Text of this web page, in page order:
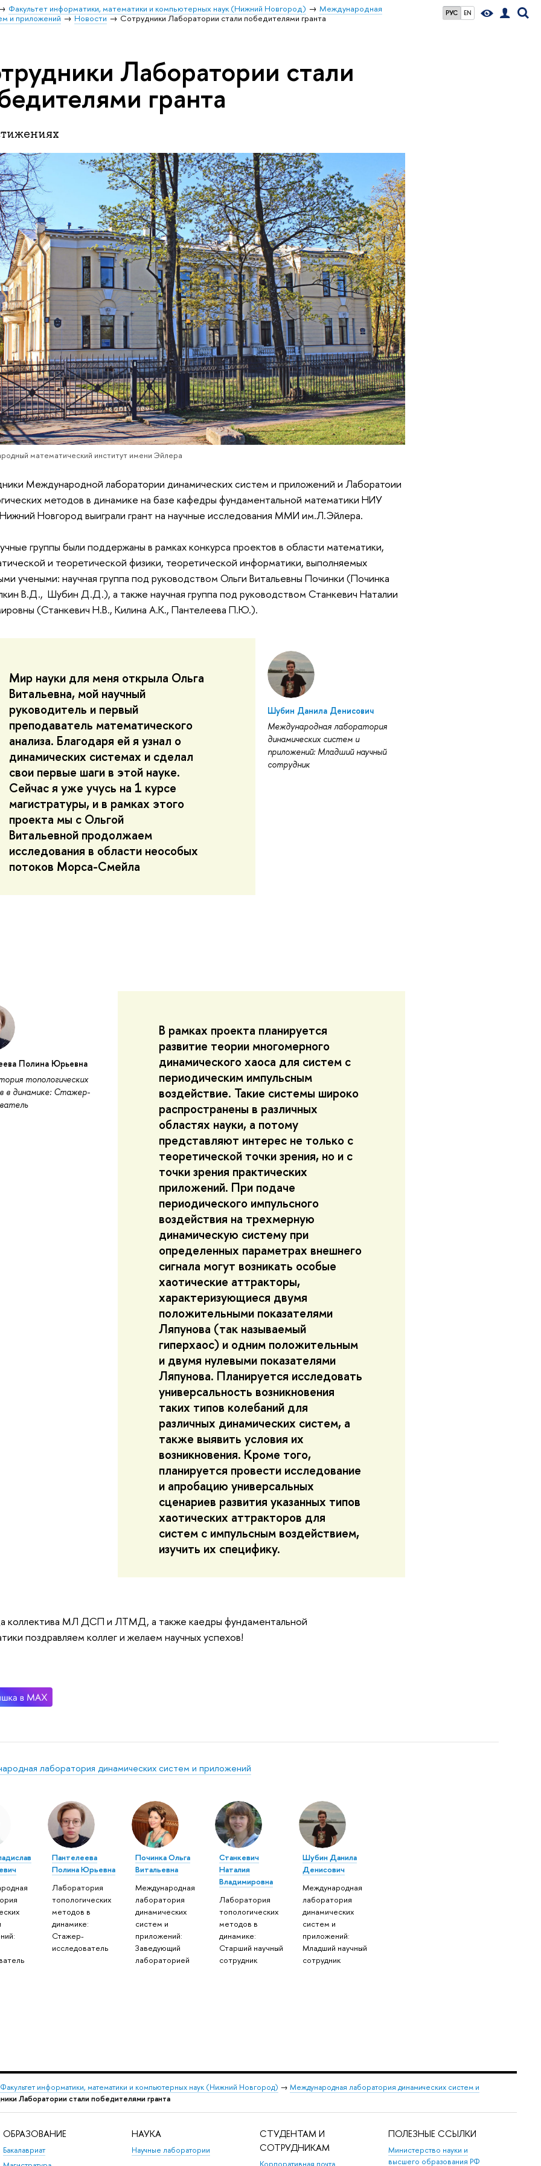
РУС EN
Факультет информатики, математики и компьютерных наук (Нижний Новгород)
Международная
и приложений
Новости Сотрудники Лаборатории стали победителями гранта
Лаборатории стали
гранта
математический институт имени Эйлера
Международной лаборатории динамических систем и приложений и Лаборатоии
методов в динамике на базе кафедры фундаментальной математики НИУ
Новгород выиграли грант на научные исследования ММИ им.Л.Эйлера.
группы были поддержаны в рамках конкурса проектов в области математики,
и теоретической физики, теоретической информатики, выполняемых
учеными: научная группа под руководством Ольги Витальевны Починки (Починка
В.Д., Шубин Д.Д.), а также научная группа под руководством Станкевич Наталии
(Станкевич Н.В., Килина А.К., Пантелеева П.Ю.).
Мир науки для меня открыла Ольга
Витальевна, мой научный
руководитель и первый
преподаватель математического
анализа. Благодаря ей я узнал о
динамических системах и сделал
свои первые шаги в этой науке.
Сейчас я уже учусь на 1 курсе
магистратуры, и в рамках этого
проекта мы с Ольгой
Витальевной продолжаем
исследования в области неособых
потоков Морса-Смейла
Шубин Данила Денисович
Международная лаборатория
динамических систем и
приложений: Младший научный
сотрудник
Полина Юрьевна
топологических
в динамике: Стажер-
В рамках проекта планируется
развитие теории многомерного
динамического хаоса для систем с
периодическим импульсным
воздействие. Такие системы широко
распространены в различных
областях науки, а потому
представляют интерес не только с
теоретической точки зрения, но и с
точки зрения практических
приложений. При подаче
периодического импульсного
воздействия на трехмерную
динамическую систему при
определенных параметрах внешнего
сигнала могут возникать особые
хаотические аттракторы,
характеризующиеся двумя
положительными показателями
Ляпунова (так называемый
гиперхаос) и одним положительным
и двумя нулевыми показателями
Ляпунова. Планируется исследовать
универсальность возникновения
таких типов колебаний для
различных динамических систем, а
также выявить условия их
возникновения. Кроме того,
планируется провести исследование
и апробацию универсальных
сценариев развития указанных типов
хаотических аттракторов для
систем с импульсным воздействием,
изучить их специфику.
коллектива МЛ ДСП и ЛТМД, а также каедры фундаментальной
поздравляем коллег и желаем научных успехов!
лаборатория динамических систем и приложений
Пантелеева
Полина Юрьевна
Лаборатория
топологических
методов в
динамике:
Стажер-
исследователь
Починка Ольга
Витальевна
Международная
лаборатория
динамических
систем и
приложений:
Заведующий
лабораторией
Станкевич
Наталия
Владимировна
Лаборатория
топологических
методов в
динамике:
Старший научный
сотрудник
Шубин Данила
Денисович
Международная
лаборатория
динамических
систем и
приложений:
Младший научный
сотрудник
Факультет информатики, математики и компьютерных наук (Нижний Новгород) → Международная лаборатория динамических систем и
Лаборатории стали победителями гранта
ОБРАЗОВАНИЕ
Бакалавриат
НАУКА
Научные лаборатории
СТУДЕНТАМ И
СОТРУДНИКАМ
Корпоративная почта
ПОЛЕЗНЫЕ ССЫЛКИ
Министерство науки и
высшего образования РФ